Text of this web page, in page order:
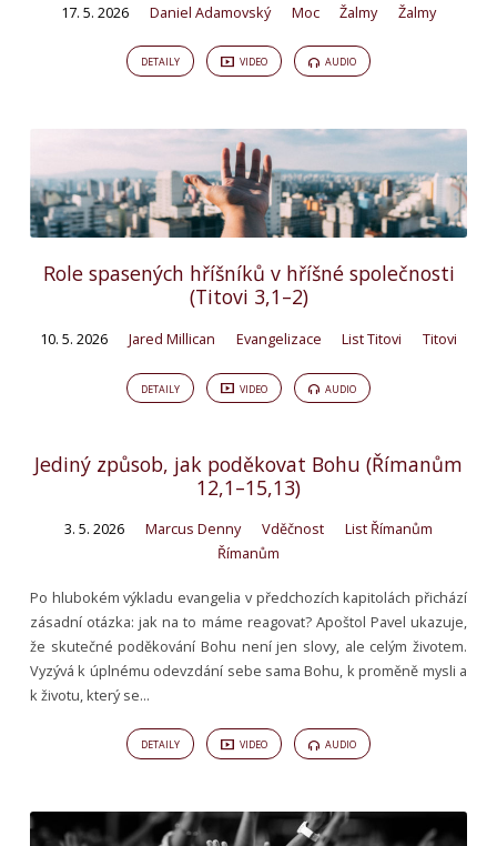
17. 5. 2026 Daniel Adamovský Moc Žalmy Žalmy
DETAILY VIDEO AUDIO
Role spasených hříšníků v hříšné společnosti
(Titovi 3,1–2)
10. 5. 2026 Jared Millican Evangelizace List Titovi Titovi
DETAILY VIDEO AUDIO
Jediný způsob, jak poděkovat Bohu (Římanům
12,1–15,13)
3. 5. 2026 Marcus Denny Vděčnost
List Římanům
Římanům
Po hlubokém výkladu evangelia v předchozích kapitolách přichází
zásadní otázka: jak na to máme reagovat? Apoštol Pavel ukazuje,
že skutečné poděkování Bohu není jen slovy, ale celým životem.
Vyzývá k úplnému odevzdání sebe sama Bohu, k proměně mysli a
k životu, který se…
DETAILY VIDEO AUDIO